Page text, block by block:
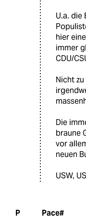
U.a. die
hier
immer
CDU/
Nicht
Die
braune
vor
neuen
USW,
P Pace#